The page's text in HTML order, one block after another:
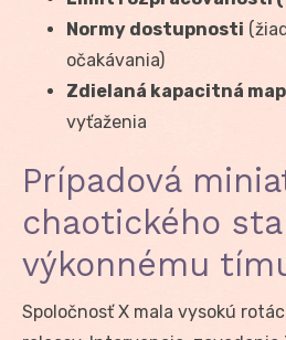
Normy dostupnosti
očakávania)
Zdielaná kapacitná
vyťaženia
Prípadová
chaotického
výkonnému
Spoločnosť X mala vysokú